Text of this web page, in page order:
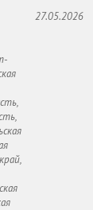
27.05.2026